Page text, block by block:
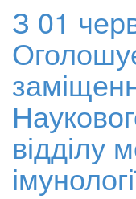
З 01
відділу